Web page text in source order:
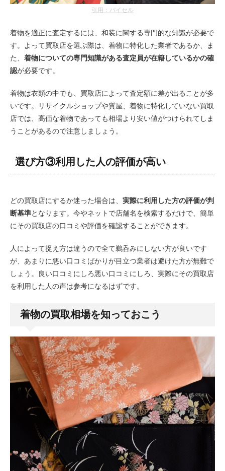
引用：バイセル
着物を適正に査定するには、和装に関する専門的な知識が必要で
す。よって買取店を選ぶ際は、着物に特化した業者であるか、ま
た、 着物についての専門知識がある査定員が在籍しているかの確
認が必要です。
着物は衣類の中でも、買取店によって査定額に差が出ることが多
いです。リサイクルショップや質屋、着物に特化していない買取
店では、高価な着物であっても相場より安い値がつけられてしま
うことがあるので注意しましょう。
選び方③利用した人の評価が高い
どの買取店にするか迷った場合は、 実際に利用した方の評価が判
断基準となります。今やネットで店舗名を検索するだけで、簡単
にその買取店の口コミや評価を確認することができます。
人によって捉え方は違うので全て鵜呑みにしない方が良いです
が、あまりに悪い口コミばかりが目立つ業者は避けた方が無難で
しょう。良い口コミにしろ悪い口コミにしろ、実際にその買取店
を利用した人の声は参考になるはずです。
着物の買取相場を知っておこう